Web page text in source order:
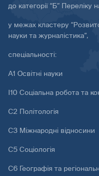
до категорії “Б”
у межах кластеру
науки та журналістика”,
спеціальності:
А1 Освітні науки
І10 Соціальна робота та
С2 Політологія
С3 Міжнародні відносини
С5 Соціологія
С6 Географія та